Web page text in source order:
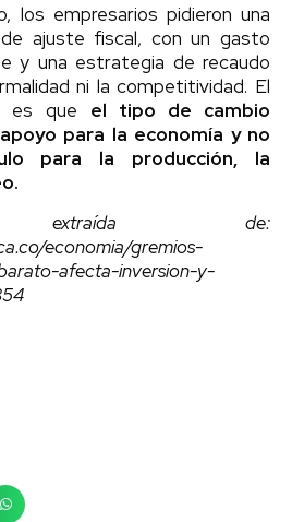
los empresarios pidieron una
ajuste fiscal, con un gasto
y una estrategia de recaudo
ni la competitividad. El
es que el tipo de cambio
para la economía y no
para la producción, la
extraída de:
economia/gremios-
afecta-inversion-y-